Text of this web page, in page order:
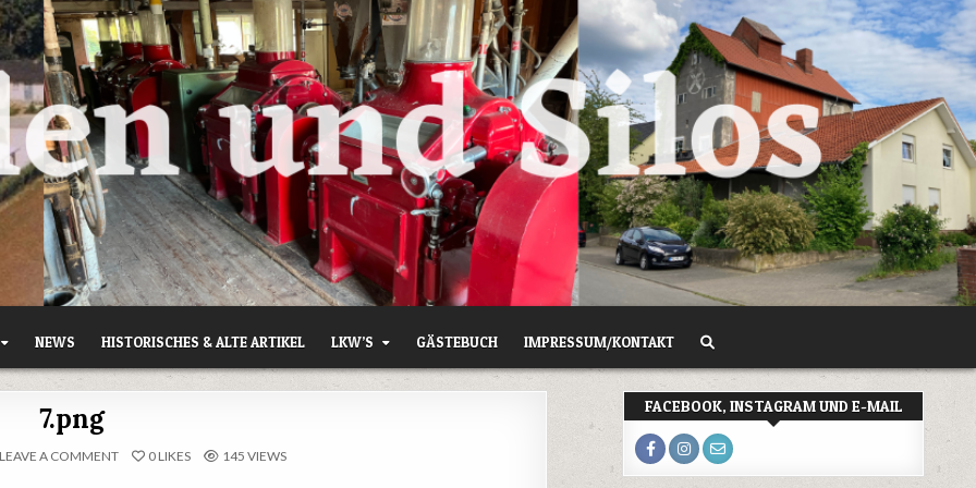
NEWS HISTORISCHES & ALTE ARTIKEL LKW’S GÄSTEBUCH IMPRESSUM/KONTAKT
7.png
LEAVE A COMMENTON
7.PNG
0 LIKES 145 VIEWS
FACEBOOK, INSTAGRAM UND E-MAIL